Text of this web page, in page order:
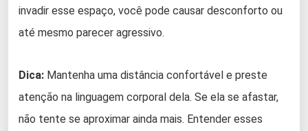
invadir esse espaço, você pode causar desconforto ou
até mesmo parecer agressivo.
Dica: Mantenha uma distância confortável e preste
atenção na linguagem corporal dela. Se ela se afastar,
não tente se aproximar ainda mais. Entender esses